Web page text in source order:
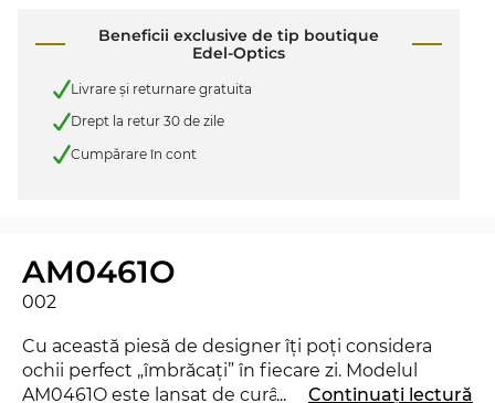
Beneficii exclusive de tip boutique
Edel-Optics
Livrare şi returnare gratuita
Drept la retur 30 de zile
Cumpărare în cont
AM0461O
002
Cu această piesă de designer îţi poţi considera
ochii perfect „îmbrăcaţi” în fiecare zi. Modelul
AM0461O este lansat de curând pe piaţă în 2024,
... Continuați lectură